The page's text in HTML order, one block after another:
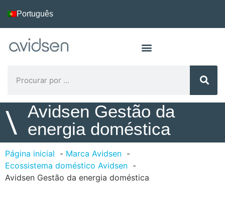
Português
\ Avidsen Gestão da
energia doméstica
Página inicial
Marca Avidsen
Ecossistema doméstico Avidsen
Avidsen Gestão da energia doméstica